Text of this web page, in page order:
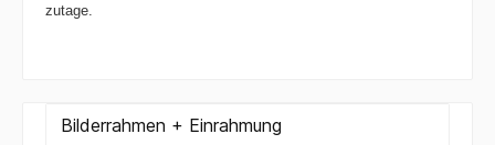
zutage.
Bilderrahmen + Einrahmung